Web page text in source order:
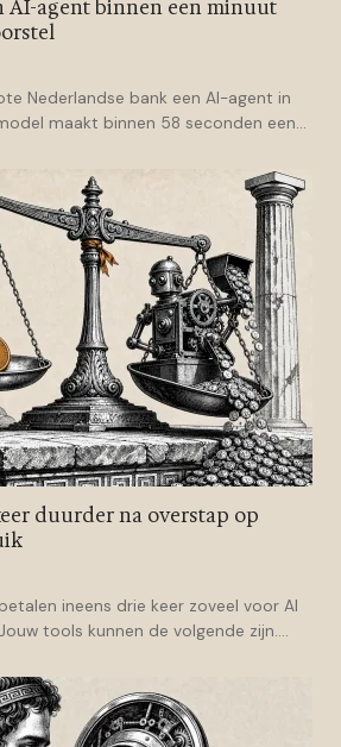
AI-agent binnen een minuut
Nederlandse bank een AI-agent in
maakt binnen 58 seconden een
duurder na overstap op
ineens drie keer zoveel voor AI
tools kunnen de volgende zijn....